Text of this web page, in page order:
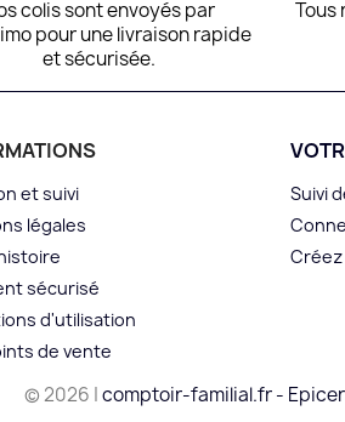
colis sont envoyés par
pour une livraison rapide
et sécurisée.
Tous
et suivi
légales
sécurisé
d'utilisation
de vente
Suivi
© 2026 |comptoir-familial.fr -